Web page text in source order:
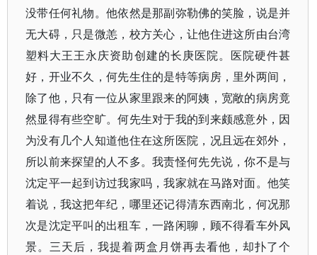
没带任何礼物。他依然是那副弥勒佛的笑脸，说是并
无大碍，只是微恙，校方关心，让他住进这所由台湾
塑料大王王永庆资助创建的长庚医院。医院硬件甚
好，开业不久，何先生住的是特等病房，里外两间，
除了他，只有一位从家里跟来的阿姨，宽敞的病房竟
然显得有些空旷。何先生对于我的到来颇感意外，因
为没有几个人知道他住在这所医院，况且远在郊外，
所以前来探望的人不多。我责怪何先先说，你不是与
沈定平一起到访过我家吗，我家就在马路对面。他笑
着说，我这把年纪，哪里还记得清东西南北，何况那
次是沈定平叫的出租车，一路闲聊，顾不得看车外风
景。三天后，我提着两盒月饼再去看他，却扑了个